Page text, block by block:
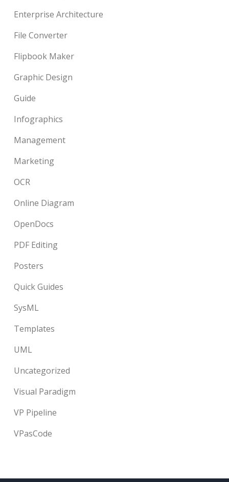
Enterprise Architecture
File Converter
Flipbook Maker
Graphic Design
Guide
Infographics
Management
Marketing
OCR
Online Diagram
OpenDocs
PDF Editing
Posters
Quick Guides
SysML
Templates
UML
Uncategorized
Visual Paradigm
VP Pipeline
VPasCode